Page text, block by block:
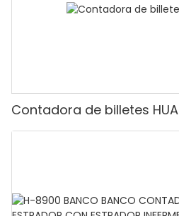
Contadora de billetes